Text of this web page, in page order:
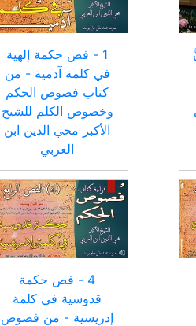
1 - فص حكمة إلهية
في كلمة آدمية - من
كتاب فصوص الحكم
وخصوص الكلم للشيخ
الأكبر محي الدين ابن
العربي
4 - فص حكمة
قدوسية في كلمة
إدريسية - من فصوص